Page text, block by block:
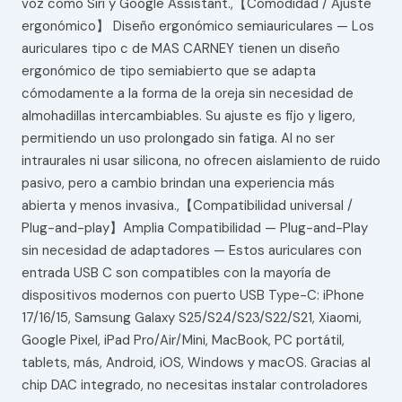
ergonómico】 Diseño ergonómico semiauriculares — Los
auriculares tipo c de MAS CARNEY tienen un diseño
ergonómico de tipo semiabierto que se adapta
cómodamente a la forma de la oreja sin necesidad de
almohadillas intercambiables. Su ajuste es fijo y ligero,
permitiendo un uso prolongado sin fatiga. Al no ser
intraurales ni usar silicona, no ofrecen aislamiento de ruido
pasivo, pero a cambio brindan una experiencia más
abierta y menos invasiva.,【Compatibilidad universal /
Plug-and-play】Amplia Compatibilidad — Plug-and-Play
sin necesidad de adaptadores — Estos auriculares con
entrada USB C son compatibles con la mayoría de
dispositivos modernos con puerto USB Type-C: iPhone
17/16/15, Samsung Galaxy S25/S24/S23/S22/S21, Xiaomi,
Google Pixel, iPad Pro/Air/Mini, MacBook, PC portátil,
tablets, más, Android, iOS, Windows y macOS. Gracias al
chip DAC integrado, no necesitas instalar controladores